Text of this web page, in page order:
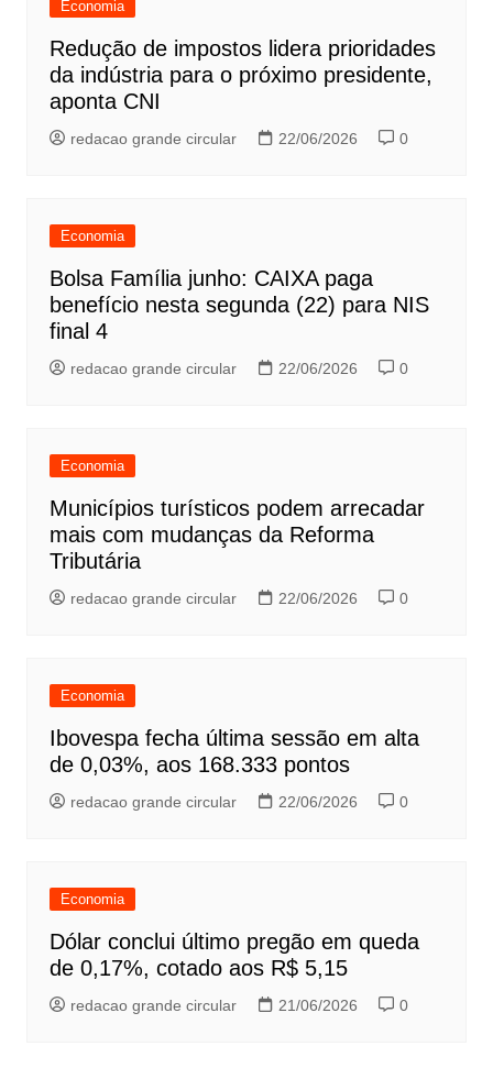
Economia
Redução de impostos lidera prioridades
da indústria para o próximo presidente,
aponta CNI
redacao grande circular 22/06/2026 0
Economia
Bolsa Família junho: CAIXA paga
benefício nesta segunda (22) para NIS
final 4
redacao grande circular 22/06/2026 0
Economia
Municípios turísticos podem arrecadar
mais com mudanças da Reforma
Tributária
redacao grande circular 22/06/2026 0
Economia
Ibovespa fecha última sessão em alta
de 0,03%, aos 168.333 pontos
redacao grande circular 22/06/2026 0
Economia
Dólar conclui último pregão em queda
de 0,17%, cotado aos R$ 5,15
redacao grande circular 21/06/2026 0